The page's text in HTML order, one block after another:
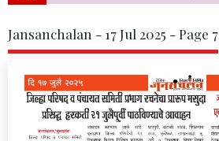
Jansanchalan - 17 Jul 2025 - Page 7